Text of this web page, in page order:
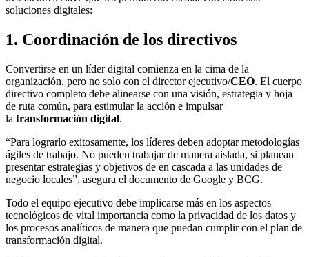
soluciones digitales:
1. Coordinación de los directivos
Convertirse en un líder digital comienza en la cima de la
organización, pero no solo con el director ejecutivo/CEO. El cuerpo
directivo completo debe alinearse con una visión, estrategia y hoja
de ruta común, para estimular la acción e impulsar
la transformación digital.
“Para lograrlo exitosamente, los líderes deben adoptar metodologías
ágiles de trabajo. No pueden trabajar de manera aislada, si planean
presentar estrategias y objetivos de en cascada a las unidades de
negocio locales”, asegura el documento de Google y BCG.
Todo el equipo ejecutivo debe implicarse más en los aspectos
tecnológicos de vital importancia como la privacidad de los datos y
los procesos analíticos de manera que puedan cumplir con el plan de
transformación digital.